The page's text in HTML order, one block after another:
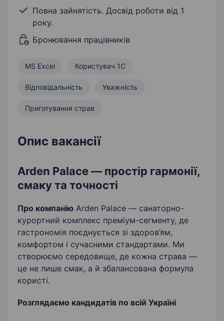
Повна зайнятість. Досвід роботи від 1
року.
Бронювання працівників
MS Excel Користувач 1С
Відповідальність Уважність
Приготування страв
Опис вакансії
Arden Palace — простір гармонії,
смаку та точності
Про компанію Arden Palace — санаторно-
курортний комплекс преміум-сегменту, де
гастрономія поєднується зі здоров’ям,
комфортом і сучасними стандартами. Ми
створюємо середовище, де кожна страва —
це не лише смак, а й збалансована формула
користі.
Розглядаємо кандидатів по всій Україні